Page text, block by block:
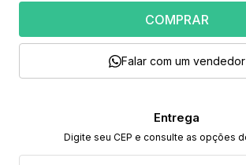
COMPRAR
Falar com um vendedor